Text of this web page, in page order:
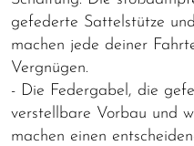
gefederte Sattelstütze
machen jede deiner
Vergnügen.
- Die Federgabel, die
verstellbare Vorbau und
machen einen